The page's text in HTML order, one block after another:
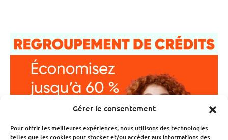
Gérer le consentement
Pour offrir les meilleures expériences, nous utilisons des technologies
telles que les cookies pour stocker et/ou accéder aux informations des